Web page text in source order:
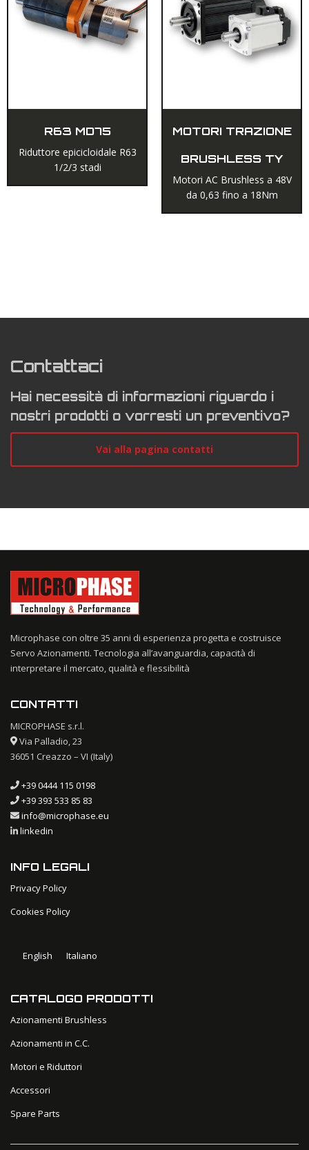
R63 MD75
Riduttore epicicloidale R63
1/2/3 stadi
MOTORI TRAZIONE
BRUSHLESS TY
Motori AC Brushless a 48V
da 0,63 fino a 18Nm
Contattaci
Hai necessità di informazioni riguardo i
nostri prodotti o vorresti un preventivo?
Vai alla pagina contatti
Microphase con oltre 35 anni di esperienza progetta e costruisce
Servo Azionamenti. Tecnologia all’avanguardia, capacità di
interpretare il mercato, qualità e flessibilità
CONTATTI
MICROPHASE s.r.l.
Via Palladio, 23
36051 Creazzo – VI (Italy)
+39 0444 115 0198
+39 393 533 85 83
info@microphase.eu
linkedin
INFO LEGALI
Privacy Policy
Cookies Policy
English Italiano
CATALOGO PRODOTTI
Azionamenti Brushless
Azionamenti in C.C.
Motori e Riduttori
Accessori
Spare Parts